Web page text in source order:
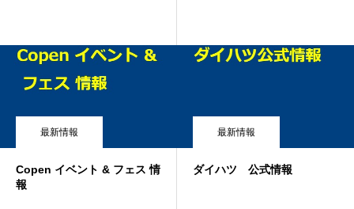
最新情報
Copen イベント & フェス 情
報
最新情報
ダイハツ 公式情報